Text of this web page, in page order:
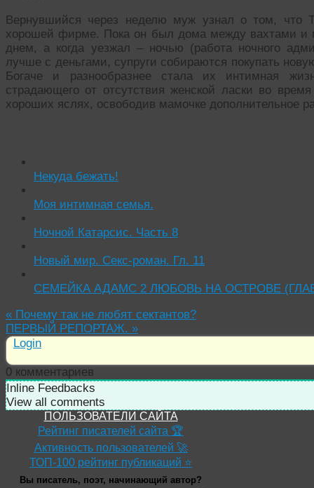
Вернувшийся через неделю муж узнал о том, что
хорошей фирме. Пока он был дома между вахтами и
днем, а когда уезжал – ночью (работа ночного
лучше с деньгами, супруги собираются покупать
Богаче и разнообразнее стала их интимная
страдающего от отсутствия женской ласки во
хороших яслях, освободив мамочке дополнительное
Некуда бежать!
Моя интимная семья.
Ночной Катарсис. Часть 8
Новый мир. Секс-роман. Гл. 11
СЕМЕЙКА АДАМС 2 ЛЮБОВЬ НА ОСТРОВЕ
« Почему так не любят сектантов?
ПЕРВЫЙ РЕПОРТАЖ. »
Login
0 комментариев
Inline Feedbacks
View all comments
ПОЛЬЗОВАТЕЛИ САЙТА
Рейтинг писателей сайта 🏆
Активность пользователей 🚀
ТОП-100 рейтинг публикаций ⭐
Вы писатель, поэт, начинающий автор?